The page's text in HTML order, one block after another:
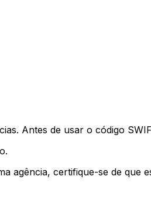
Antes de usar o código
agência, certifique-se de que